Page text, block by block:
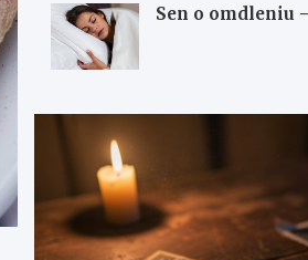
Sen o omdleniu